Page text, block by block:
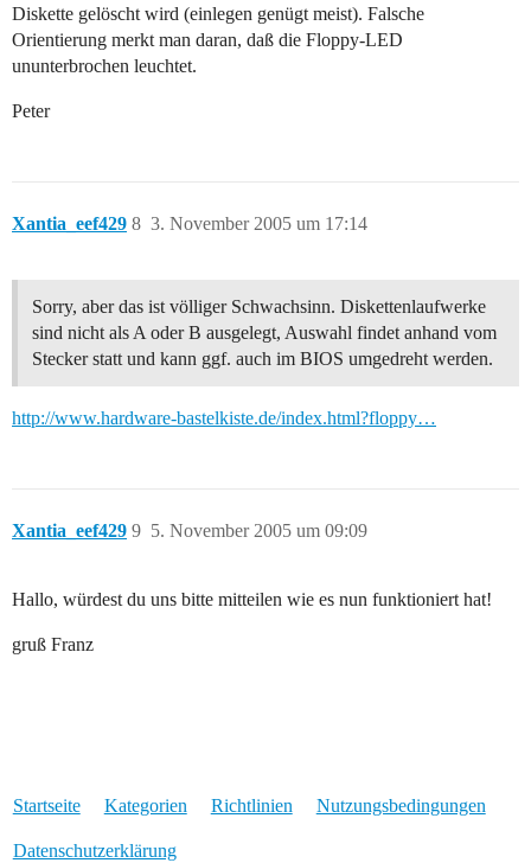
Diskette gelöscht wird (einlegen genügt meist). Falsche
Orientierung merkt man daran, daß die Floppy-LED
ununterbrochen leuchtet.
Peter
Xantia_eef429 3. November 2005 um 17:14
8
Sorry, aber das ist völliger Schwachsinn. Diskettenlaufwerke
sind nicht als A oder B ausgelegt, Auswahl findet anhand vom
Stecker statt und kann ggf. auch im BIOS umgedreht werden.
http://www.hardware-bastelkiste.de/index.html?floppy…
Xantia_eef429 5. November 2005 um 09:09
9
Hallo, würdest du uns bitte mitteilen wie es nun funktioniert hat!
gruß Franz
Startseite Kategorien Richtlinien Nutzungsbedingungen
Datenschutzerklärung